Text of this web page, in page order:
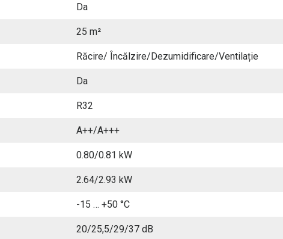
Da
25 m²
Răcire/ Încălzire/Dezumidificare/Ventilație
Da
R32
A++/A+++
0.80/0.81 kW
2.64/2.93 kW
-15 … +50 °C
20/25,5/29/37 dB